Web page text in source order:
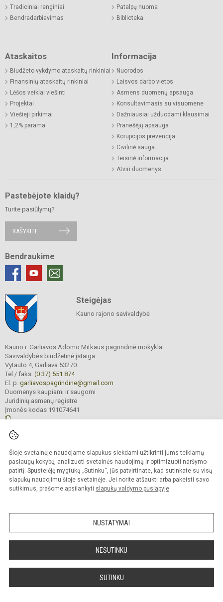
Šioje svetainėje naudojame slapukus siekdami užtikrinti jums teikiamų
paslaugų kokybę, analizuoti svetainės naudojimą ir optimizuoti naršymo
patirtį. Spustelėję mygtuką „Sutinku“, jūs patvirtinate, kad sutinkate su visų
slapukų naudojimu šioje svetainėje. Jei norite atšaukti arba pakeisti savo
sutikimus, prašome apsilankyti slapukų valdymo puslapyje.
NUSTATYMAI
NESUTINKU
SUTINKU
Tradiciniai renginiai
Bendradarbiavimas
Patalpų nuoma
Biblioteka
Ataskaitos
Biudžeto vykdymo ataskaitų rinkiniai
Finansinių ataskaitų rinkiniai
Lėšos veiklai viešinti
Projektai
Viešieji pirkimai
1,2% parama
Informacija
Nuorodos
Laisvos darbo vietos
Asmens duomenų apsauga
Konsultavimasis su visuomene
Dažniausiai užduodami klausimai
Pranešėjų apsauga
Korupcijos prevencija
Civilinė sauga
Teisinė informacija
Atviri duomenys
Pastebėjote klaidų?
Turite pasiūlymų?
RAŠYKITE
Bendraukime
Steigėjas
Kauno rajono savivaldybė
Kauno r. Garliavos Adomo Mitkaus pagrindinė mokykla
Savivaldybės biudžetinė įstaiga
Vytauto 4, Garliava 53270
Tel./ faks. (0 37) 551 874
El. p. garliavospagrindine@gmail.com
Duomenys kaupiami ir saugomi
Juridinių asmenų registre
Įmonės kodas 191074641
saugomos.
Kopijuoti turinį be raštiško įstaigos administracijos sutikimo griežtai draudžiama
Prieinamumo paraiška Slapukų valdymas
Sumanus būdas atnaujinti